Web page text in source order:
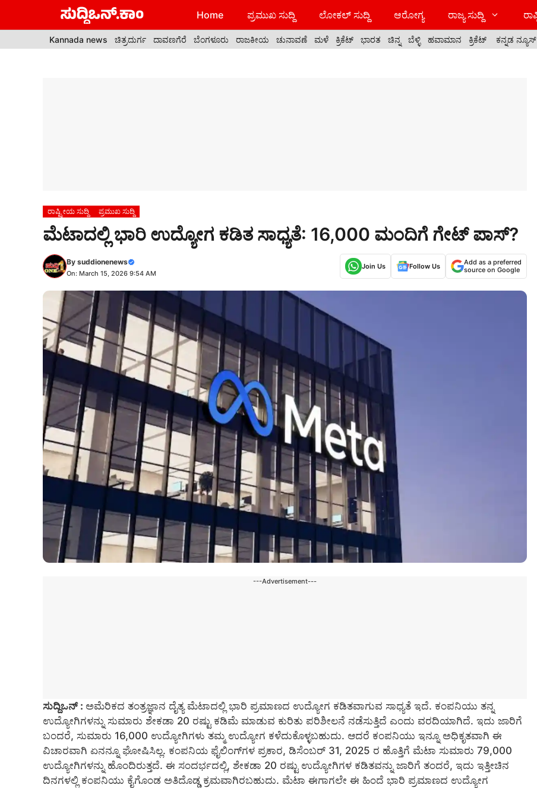
Home ಪ್ರಮುಖ ಸುದ್ದಿ ಲೋಕಲ್ ಸುದ್ದಿ ಆರೋಗ್ಯ ರಾಜ್ಯ ಸುದ್ದಿ
Kannada news ಚಿತ್ರದುರ್ಗ ದಾವಣಗೆರೆ ಬೆಂಗಳೂರು ರಾಜಕೀಯ ಚುನಾವಣೆ ಮಳೆ ಕ್ರಿಕೆಟ್ ಭಾರತ ಚಿನ್ನ ಬೆಳ್ಳಿ ಹವಾಮಾನ ಕ್ರಿಕೆಟ್ ಕನ್ನಡ ನ್ಯೂಸ್
ರಾಷ್ಟ್ರೀಯ ಸುದ್ದಿ ಪ್ರಮುಖ ಸುದ್ದಿ
ಮೆಟಾದಲ್ಲಿ ಭಾರಿ ಉದ್ಯೋಗ ಕಡಿತ ಸಾಧ್ಯತೆ: 16,000 ಮಂದಿಗೆ ಗೇಟ್ ಪಾಸ್?
By suddionenews
On: March 15, 2026 9:54 AM
Join Us Follow Us
Add as a preferred
source on Google
---Advertisement---
ಸುದ್ದಿಒನ್ : ಅಮೆರಿಕದ ತಂತ್ರಜ್ಞಾನ ದೈತ್ಯ ಮೆಟಾದಲ್ಲಿ ಭಾರಿ ಪ್ರಮಾಣದ ಉದ್ಯೋಗ ಕಡಿತವಾಗುವ ಸಾಧ್ಯತೆ ಇದೆ. ಕಂಪನಿಯು ತನ್ನ
ಉದ್ಯೋಗಿಗಳನ್ನು ಸುಮಾರು ಶೇಕಡಾ 20 ರಷ್ಟು ಕಡಿಮೆ ಮಾಡುವ ಕುರಿತು ಪರಿಶೀಲನೆ ನಡೆಸುತ್ತಿದೆ ಎಂದು ವರದಿಯಾಗಿದೆ. ಇದು ಜಾರಿಗೆ
ಬಂದರೆ, ಸುಮಾರು 16,000 ಉದ್ಯೋಗಿಗಳು ತಮ್ಮ ಉದ್ಯೋಗ ಕಳೆದುಕೊಳ್ಳಬಹುದು. ಆದರೆ ಕಂಪನಿಯು ಇನ್ನೂ ಅಧಿಕೃತವಾಗಿ ಈ
ವಿಚಾರವಾಗಿ ಏನನ್ನೂ ಘೋಷಿಸಿಲ್ಲ. ಕಂಪನಿಯ ಫೈಲಿಂಗ್‌ಗಳ ಪ್ರಕಾರ, ಡಿಸೆಂಬರ್ 31, 2025 ರ ಹೊತ್ತಿಗೆ ಮೆಟಾ ಸುಮಾರು 79,000
ಉದ್ಯೋಗಿಗಳನ್ನು ಹೊಂದಿರುತ್ತದೆ. ಈ ಸಂದರ್ಭದಲ್ಲಿ, ಶೇಕಡಾ 20 ರಷ್ಟು ಉದ್ಯೋಗಿಗಳ ಕಡಿತವನ್ನು ಜಾರಿಗೆ ತಂದರೆ, ಇದು ಇತ್ತೀಚಿನ
ದಿನಗಳಲ್ಲಿ ಕಂಪನಿಯು ಕೈಗೊಂಡ ಅತಿದೊಡ್ಡ ಕ್ರಮವಾಗಿರಬಹುದು. ಮೆಟಾ ಈಗಾಗಲೇ ಈ ಹಿಂದೆ ಭಾರಿ ಪ್ರಮಾಣದ ಉದ್ಯೋಗ